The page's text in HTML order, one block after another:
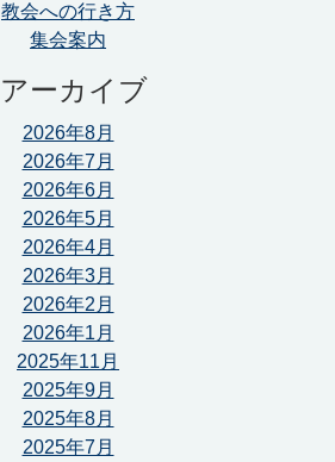
教会への行き方
集会案内
アーカイブ
2026年8月
2026年7月
2026年6月
2026年5月
2026年4月
2026年3月
2026年2月
2026年1月
2025年11月
2025年9月
2025年8月
2025年7月